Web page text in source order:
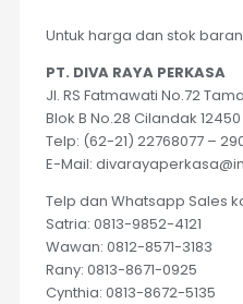
Untuk harga dan stok
PT. DIVA RAYA PERKASA
Jl. RS Fatmawati No.72
Blok B No.28 Cilandak
Telp: (62-21) 22768077 –
E-Mail:
Telp dan Whatsapp Sales
Satria: 0813-9852-4121
Wawan: 0812-8571-3183
Rany: 0813-8671-0925
Cynthia: 0813-8672-5135